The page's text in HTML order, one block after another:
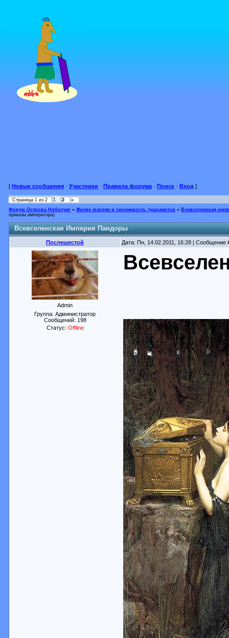
[ Новые сообщения · Участники · Правила форума · Поиск · Вход ]
Страница 1 из 2 1 2
»
Форум Острова Нибелунг » Житие юзорян и сиреневость тушканитов » Всевселенская
приказы императора)
Всевселенская Империя Пандоры
Послешестой Дата: Пн, 14.02.2011, 16:28 | Сообщение
Admin
Группа: Администратор
Сообщений: 198
Статус: Offline